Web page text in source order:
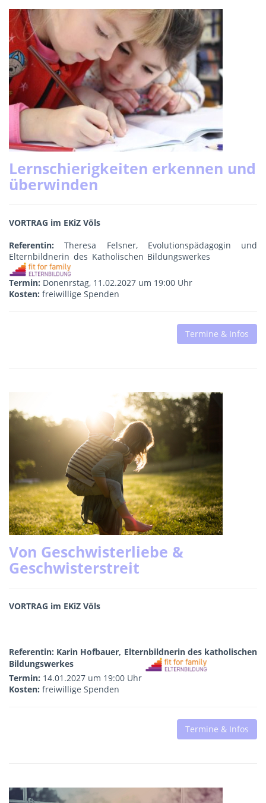
Lernschierigkeiten erkennen und
überwinden
VORTRAG im EKiZ Völs
Referentin: Theresa Felsner, Evolutionspädagogin und
Elternbildnerin des Katholischen Bildungswerkes
Termin: Donenrstag, 11.02.2027 um 19:00 Uhr
Kosten: freiwillige Spenden
Termine & Infos
Von Geschwisterliebe &
Geschwisterstreit
VORTRAG im EKiZ Völs
Referentin: Karin Hofbauer, Elternbildnerin des katholischen
Bildungswerkes
Termin: 14.01.2027 um 19:00 Uhr
Kosten: freiwillige Spenden
Termine & Infos